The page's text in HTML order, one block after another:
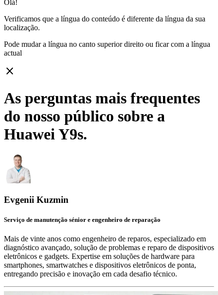
Olá!
Verificamos que a língua do conteúdo é diferente da língua da sua
localização.
Pode mudar a língua no canto superior direito ou ficar com a língua
actual
close
As perguntas mais frequentes
do nosso público sobre a
Huawei Y9s.
Evgenii Kuzmin
Serviço de manutenção sénior e engenheiro de reparação
Mais de vinte anos como engenheiro de reparos, especializado em
diagnóstico avançado, solução de problemas e reparo de dispositivos
eletrônicos e gadgets. Expertise em soluções de hardware para
smartphones, smartwatches e dispositivos eletrônicos de ponta,
entregando precisão e inovação em cada desafio técnico.